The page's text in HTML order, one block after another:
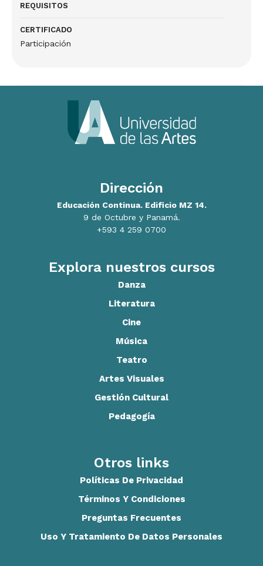
REQUISITOS
CERTIFICADO
Participación
Dirección
Educación Continua. Edificio MZ 14.
9 de Octubre y Panamá.
+593 4 259 0700
Explora nuestros cursos
Danza
Literatura
Cine
Música
Teatro
Artes Visuales
Gestión Cultural
Pedagogía
Otros links
Políticas De Privacidad
Términos Y Condiciones
Preguntas Frecuentes
Uso Y Tratamiento De Datos Personales